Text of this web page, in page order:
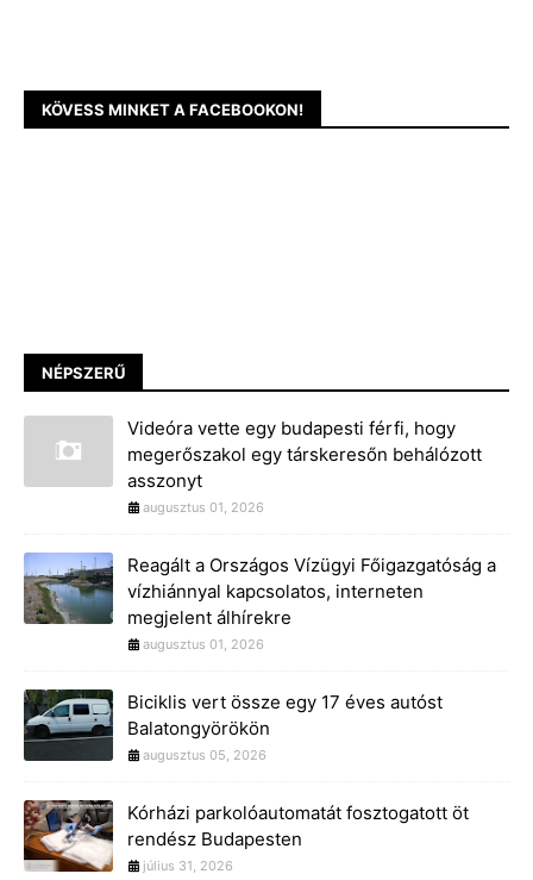
KÖVESS MINKET A FACEBOOKON!
NÉPSZERŰ
Videóra vette egy budapesti férfi, hogy
megerőszakol egy társkeresőn behálózott
asszonyt
augusztus 01, 2026
Reagált a Országos Vízügyi Főigazgatóság a
vízhiánnyal kapcsolatos, interneten
megjelent álhírekre
augusztus 01, 2026
Biciklis vert össze egy 17 éves autóst
Balatongyörökön
augusztus 05, 2026
Kórházi parkolóautomatát fosztogatott öt
rendész Budapesten
július 31, 2026